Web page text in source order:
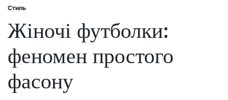
Posted
Стиль
Жіночі футболки:
феномен простого
фасону